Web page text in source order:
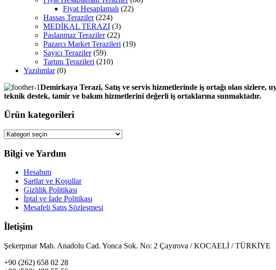
Fiyat Hesaplamalı (22)
Hassas Teraziler (224)
MEDİKAL TERAZİ (3)
Paslanmaz Teraziler (22)
Pazarcı Market Terazileri (19)
Sayıcı Teraziler (59)
Tartım Terazileri (210)
Yazılımlar (0)
Demirkaya Terazi, Satış ve servis hizmetlerinde iş ortağı olan sizlere,
teknik destek, tamir ve bakım hizmetlerini değerli iş ortaklarına sunmaktadır.
Ürün kategorileri
Bilgi ve Yardım
Hesabım
Şartlar ve Koşullar
Gizlilik Politikası
İptal ve İade Politikası
Mesafeli Satış Sözleşmesi
İletişim
Şekerpınar Mah. Anadolu Cad. Yonca Sok. No: 2 Çayırova / KOCAELİ / TÜRKİYE
+90 (262) 658 02 28